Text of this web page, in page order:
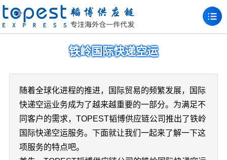
铁岭国际快递空运
随着全球化进程的推进，国际贸易的频繁发展，国际
快递空运业务成为了越来越重要的一部分。为满足不
同客户的需求，TOPEST韬博供应链公司推出了铁岭
国际快递空运服务。下面就让我们一起来了解一下这
项服务的特点吧。